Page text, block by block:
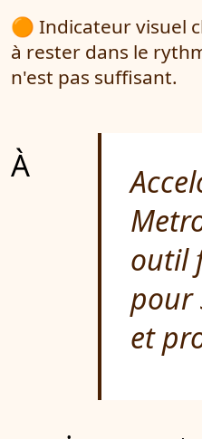
🟠 Indicateur visuel
à rester dans le
n'est pas suffisant.
outil
pour
et
À